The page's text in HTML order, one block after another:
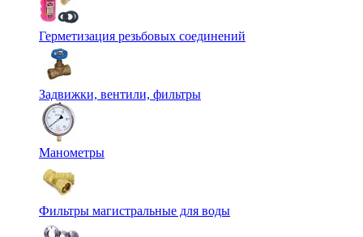
Герметизация резьбовых соединений
Задвижки, вентили, фильтры
Манометры
Фильтры магистральные для воды